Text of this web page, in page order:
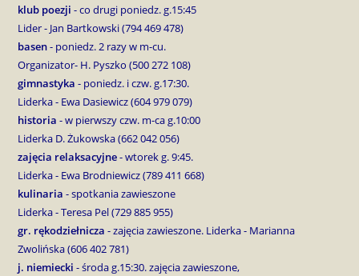
klub poezji - co drugi poniedz. g.15:45
Lider - Jan Bartkowski (794 469 478)
basen- poniedz. 2 razy w m-cu.
Organizator- H. Pyszko (500 272 108)
gimnastyka - poniedz. i czw. g.17:30.
Liderka - Ewa Dasiewicz (604 979 079)
historia- w pierwszy czw. m-ca g.10:00
Liderka D. Żukowska (662 042 056)
zajęcia relaksacyjne- wtorek g. 9:45.
Liderka - Ewa Brodniewicz (789 411 668)
kulinaria - spotkania zawieszone
Liderka - Teresa Pel (729 885 955)
gr. rękodziełnicza - zajęcia zawieszone. Liderka - Marianna
Zwolińska (606 402 781)
j. niemiecki - środa g.15:30. zajęcia zawieszone,